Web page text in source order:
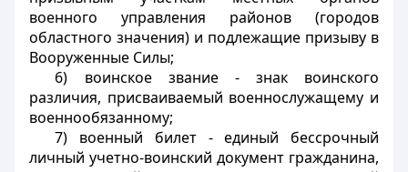
военного управления районов (городов
областного значения) и подлежащие призыву в
Вооруженные Силы;
6) воинское звание - знак воинского
различия, присваиваемый военнослужащему и
военнообязанному;
7) военный билет - единый бессрочный
личный учетно-воинский документ гражданина,